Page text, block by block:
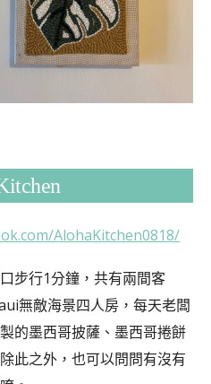
AlohaKitchen0818/
步行1分鐘，共有兩間客
無敵海景四人房，每天老闆
的墨西哥披薩、墨西哥捲餅
此之外，也可以問問有沒有